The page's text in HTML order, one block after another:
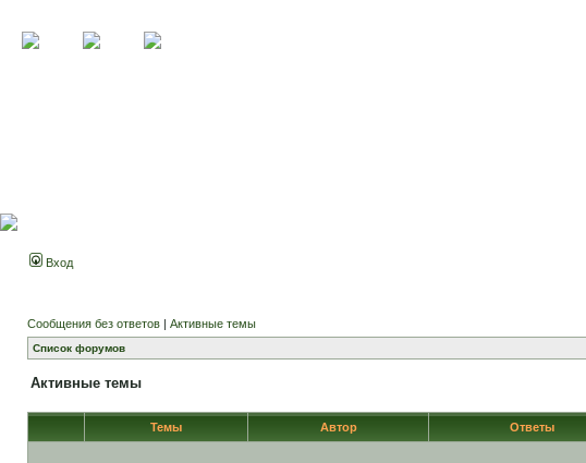
Вход
Сообщения без ответов | Активные темы
Список форумов
Активные темы
Темы Автор Ответы